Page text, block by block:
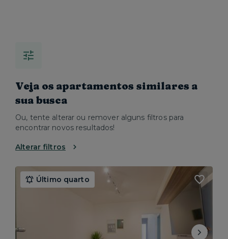
Veja os apartamentos similares a
sua busca
Ou, tente alterar ou remover alguns filtros para
encontrar novos resultados!
Alterar filtros
Último quarto